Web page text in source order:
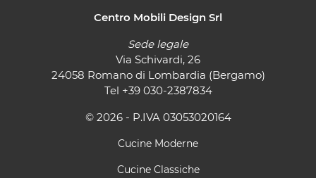
Centro Mobili Design Srl
Sede legale
Via Schivardi, 26
24058 Romano di Lombardia (Bergamo)
Tel +39 030-2387834
© 2026 - P.IVA 03053020164
Cucine Moderne
Cucine Classiche